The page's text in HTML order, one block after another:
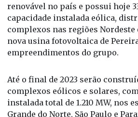
renovável no país e possui hoje
capacidade instalada eólica,
complexos nas regiões Nordeste
nova usina fotovoltaica de
empreendimentos do grupo.
Até o final de 2023 serão
complexos eólicos e solares,
instalada total de 1.210 MW, nos
Grande do Norte, São Paulo e